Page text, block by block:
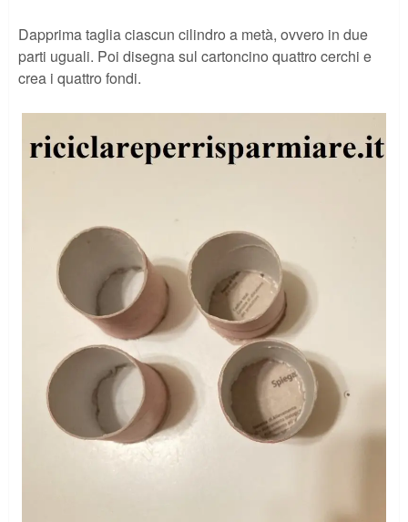
Dapprima taglia ciascun cilindro a metà, ovvero in due
parti uguali. Poi disegna sul cartoncino quattro cerchi e
crea i quattro fondi.